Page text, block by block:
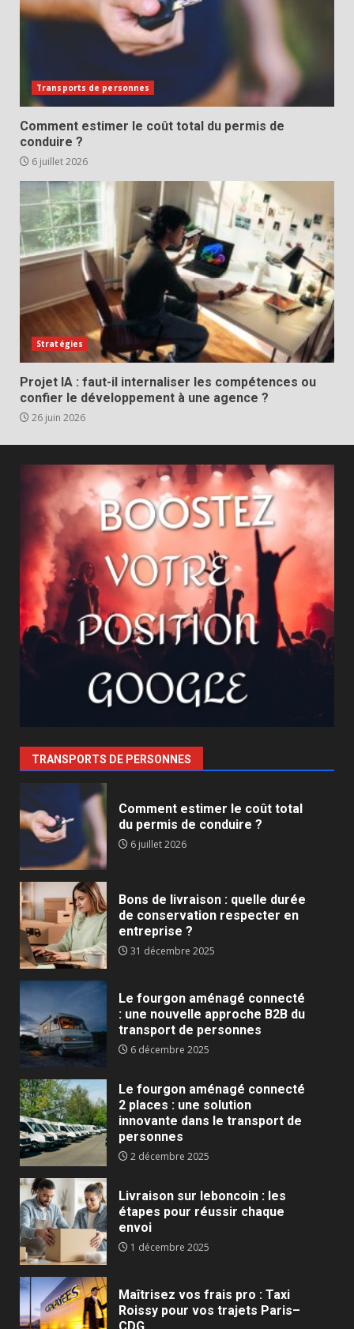
Transports de personnes
Comment estimer le coût total du permis de
conduire ?
6 juillet 2026
Stratégies
Projet IA : faut-il internaliser les compétences ou
confier le développement à une agence ?
26 juin 2026
TRANSPORTS DE PERSONNES
Comment estimer le coût total
du permis de conduire ?
6 juillet 2026
Bons de livraison : quelle durée
de conservation respecter en
entreprise ?
31 décembre 2025
Le fourgon aménagé connecté
: une nouvelle approche B2B du
transport de personnes
6 décembre 2025
Le fourgon aménagé connecté
2 places : une solution
innovante dans le transport de
personnes
2 décembre 2025
Livraison sur leboncoin : les
étapes pour réussir chaque
envoi
1 décembre 2025
Maîtrisez vos frais pro : Taxi
Roissy pour vos trajets Paris–
CDG